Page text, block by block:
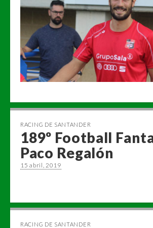
RACING DE SANTANDER
189º Football
Paco Regalón
15 abril, 2019
RACING DE SANTANDER